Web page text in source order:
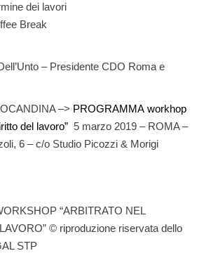
dei lavori
Break
– Presidente CDO Roma e
–> PROGRAMMA workhop
del lavoro” 5 marzo 2019 – ROMA –
6 – c/o Studio Picozzi & Morigi
“ARBITRATO NEL
© riproduzione riservata dello
STP